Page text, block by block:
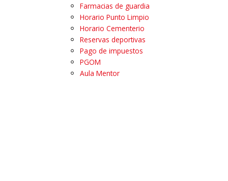
Farmacias de guardia
Horario Punto Limpio
Horario Cementerio
Reservas deportivas
Pago de impuestos
PGOM
Aula Mentor